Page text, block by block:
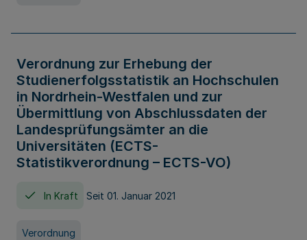
Verordnung zur Erhebung der
Studienerfolgsstatistik an Hochschulen
in Nordrhein-Westfalen und zur
Übermittlung von Abschlussdaten der
Landesprüfungsämter an die
Universitäten (ECTS-
Statistikverordnung – ECTS-VO)
In Kraft Seit 01. Januar 2021
Verordnung